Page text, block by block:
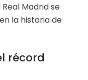
Madrid se
la historia de
récord